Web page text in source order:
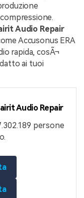
Audio Repair
Accusonus ERA
rapida, cosÃ¬
ai tuoi
Audio Repair
persone